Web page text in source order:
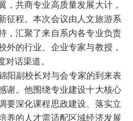
，共商专业高质量发展大计，
征程。本次会议由人文旅游系
，汇聚了来自系内各专业负责
外的行业、企业专家与教授，
对话渠道。
阳副校长对与会专家的到来表
谢。他围绕专业建设十大核心
要深化课程思政建设、落实立
养的人才需适配区域经济发展